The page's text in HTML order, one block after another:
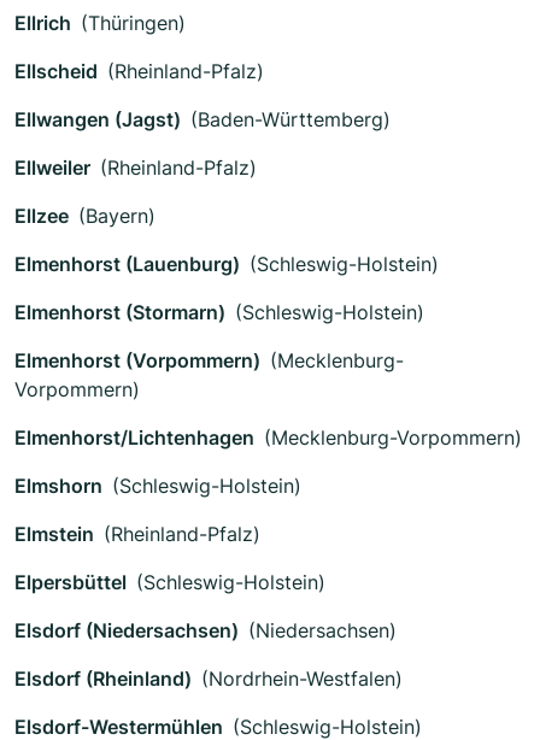
Ellrich (Thüringen)
Ellscheid (Rheinland-Pfalz)
Ellwangen (Jagst) (Baden-Württemberg)
Ellweiler (Rheinland-Pfalz)
Ellzee (Bayern)
Elmenhorst (Lauenburg) (Schleswig-Holstein)
Elmenhorst (Stormarn) (Schleswig-Holstein)
Elmenhorst (Vorpommern) (Mecklenburg-
Vorpommern)
Elmenhorst/Lichtenhagen (Mecklenburg-Vorpommern)
Elmshorn (Schleswig-Holstein)
Elmstein (Rheinland-Pfalz)
Elpersbüttel (Schleswig-Holstein)
Elsdorf (Niedersachsen) (Niedersachsen)
Elsdorf (Rheinland) (Nordrhein-Westfalen)
Elsdorf-Westermühlen (Schleswig-Holstein)